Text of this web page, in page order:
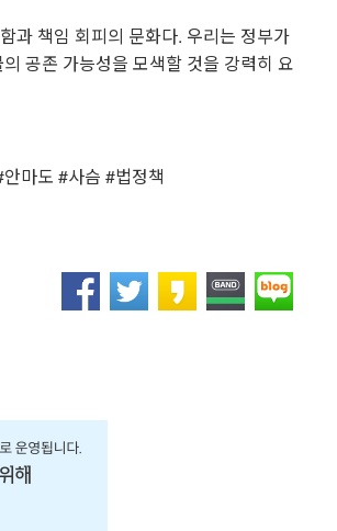
과 책임 회피의 문화다. 우리는 정부가
공존 가능성을 모색할 것을 강력히 요
마도 #사슴 #법정책